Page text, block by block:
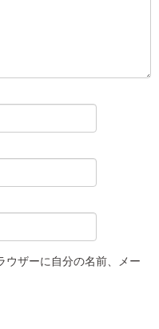
ウザーに自分の名前、メー